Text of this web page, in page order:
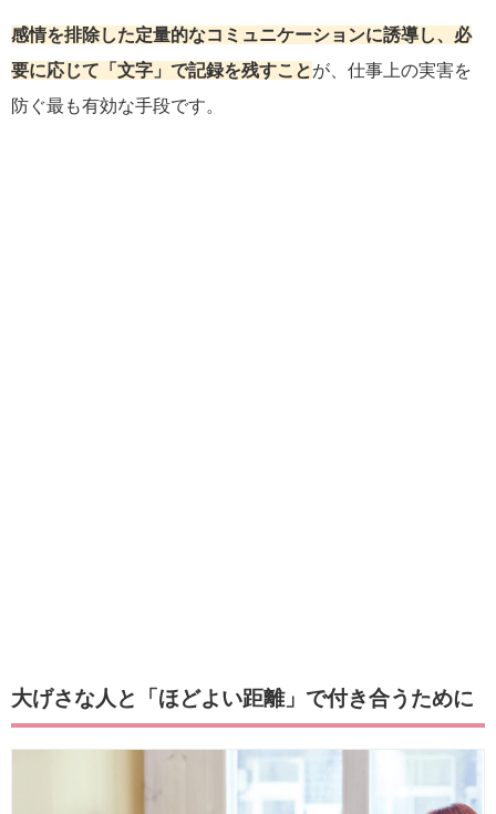
感情を排除した定量的なコミュニケーションに誘導し、必
要に応じて「文字」で記録を残すことが、仕事上の実害を
防ぐ最も有効な手段です。
大げさな人と「ほどよい距離」で付き合うために